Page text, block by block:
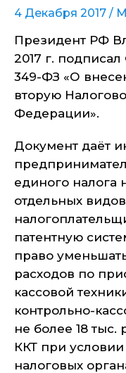
4 Декабря 2017 /
Президент РФ
2017 г.
349-ФЗ «О
вторую
Федерации».
Документ даёт
единого налога
отдельных
патентную
право
расходов по
кассовой
контрольно-
не более 18
ККТ при
налоговых